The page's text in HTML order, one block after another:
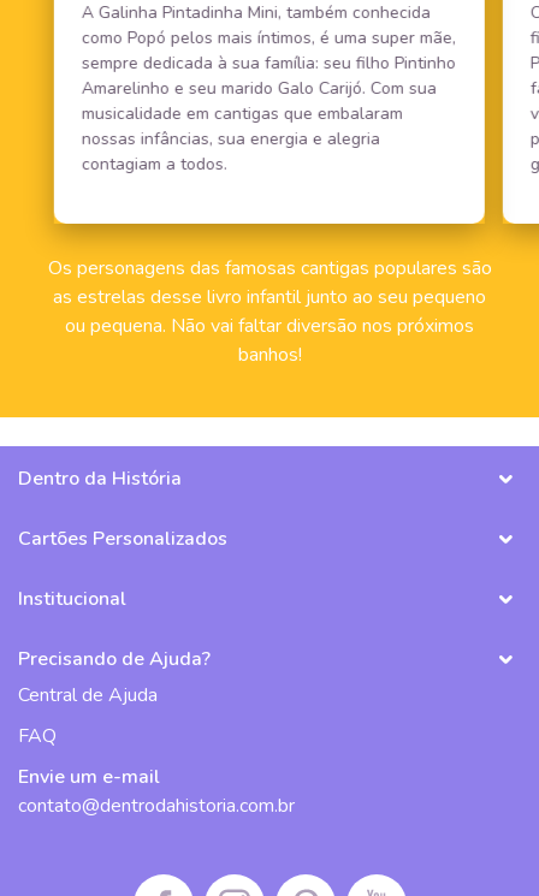
A Galinha Pintadinha Mini, também conhecida
como Popó pelos mais íntimos, é uma super mãe,
sempre dedicada à sua família: seu filho Pintinho
Amarelinho e seu marido Galo Carijó. Com sua
musicalidade em cantigas que embalaram
nossas infâncias, sua energia e alegria
contagiam a todos.
Os personagens das famosas cantigas populares são
as estrelas desse livro infantil junto ao seu pequeno
ou pequena. Não vai faltar diversão nos próximos
banhos!
Dentro da História
Cartões Personalizados
Institucional
Precisando de Ajuda?
Central de Ajuda
FAQ
Envie um e-mail
contato@dentrodahistoria.com.br